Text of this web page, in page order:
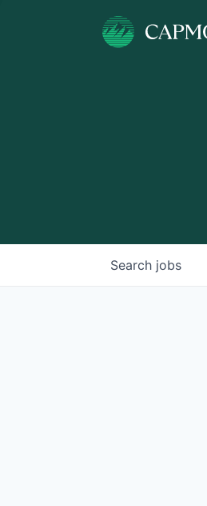
Search jobs